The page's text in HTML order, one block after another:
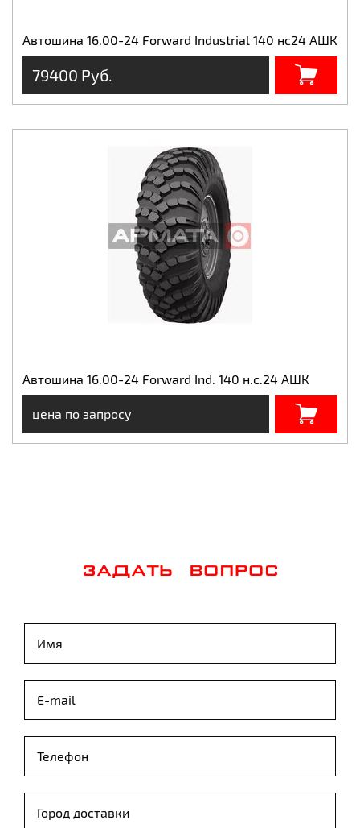
Автошина 16.00-24 Forward Industrial 140 нс24 АШК
79400 Руб.
Автошина 16.00-24 Forward Ind. 140 н.с.24 АШК
цена по запросу
ЗАДАТЬ ВОПРОС